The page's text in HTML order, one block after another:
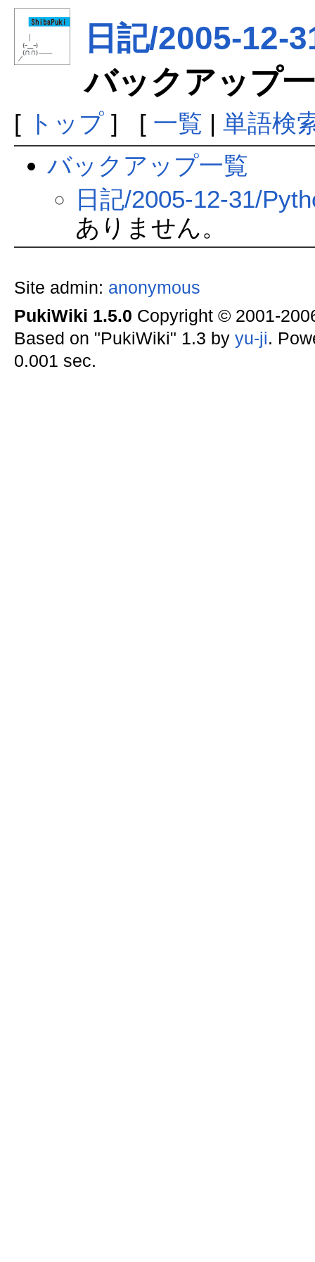
日記/2005-12-
バックアップ
[ トップ] [ 一覧 | 単語検
バックアップ一覧
日記/2005-12-31/
ありません。
Site admin: anonymous
PukiWiki 1.5.0 Copyright © 2001-
Based on "PukiWiki" 1.3 by yu-ji.
0.001 sec.